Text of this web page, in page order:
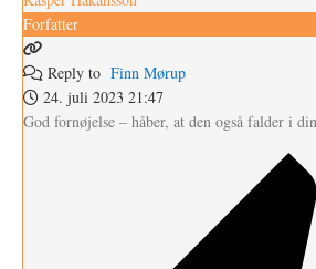
Forfatter
Reply to Finn Mørup
24. juli 2023 21:47
God fornøjelse – håber, at den også falder i